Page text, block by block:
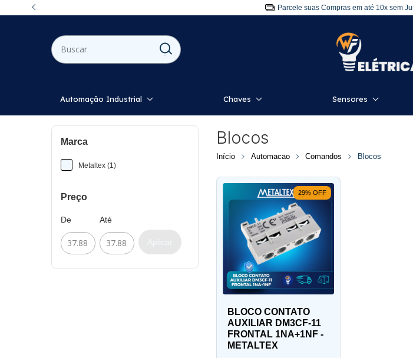
Parcele suas Compras em até 10x sem
Automação Industrial Chaves Sensores
Marca
Metaltex (1)
Preço
De Até
Aplicar
Blocos
Início Automacao Comandos Blocos
29%OFF
BLOCO CONTATO
AUXILIAR DM3CF-11
FRONTAL 1NA+1NF -
METALTEX